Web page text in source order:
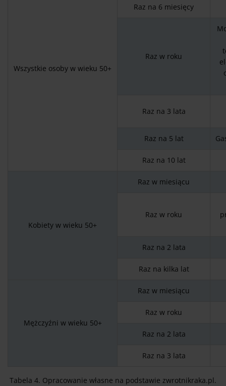
Wszystkie osoby w wieku 50+
Raz na 6 miesięcy
Raz w roku
Raz na 3 lata
Raz na 5 lat
Raz na 10 lat
Kobiety w wieku 50+
Raz w miesiącu
Raz w roku
Raz na 2 lata
Raz na kilka lat
Mężczyźni w wieku 50+
Raz w miesiącu
Raz w roku
Raz na 2 lata
Raz na 3 lata
Tabela 4. Opracowanie własne na podstawie zwrotnikraka.pl.